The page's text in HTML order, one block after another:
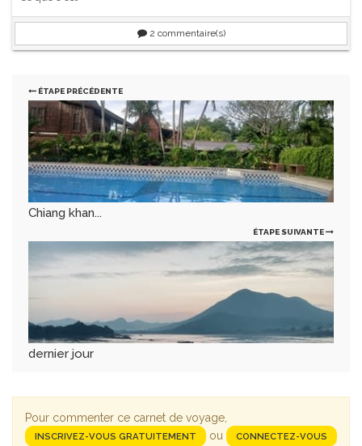
2 commentaire(s)
ÉTAPE PRÉCÉDENTE
Chiang khan...
ÉTAPE SUIVANTE
dernier jour
Pour commenter ce carnet de voyage,
INSCRIVEZ-VOUS GRATUITEMENT ou CONNECTEZ-VOUS